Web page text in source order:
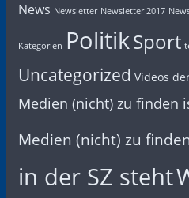
News Newsletter Newsletter 2017
Kategorien PolitikSport
Uncategorized Videos
Medien (nicht) zu finden
Medien (nicht) zu
in der SZ steht